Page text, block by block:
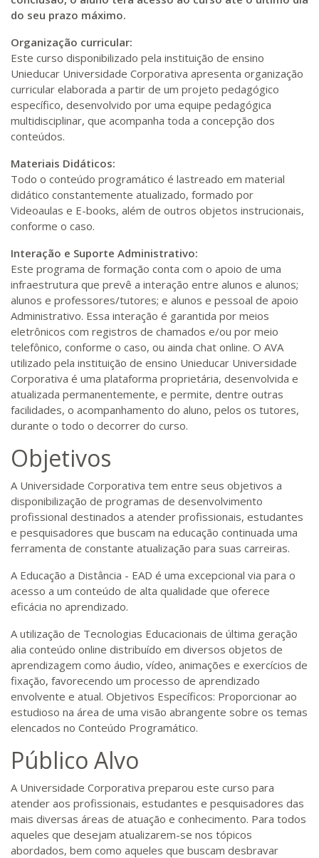
do seu prazo máximo.
Organização curricular:
Este curso disponibilizado pela instituição de ensino
Unieducar Universidade Corporativa apresenta organização
curricular elaborada a partir de um projeto pedagógico
específico, desenvolvido por uma equipe pedagógica
multidisciplinar, que acompanha toda a concepção dos
conteúdos.
Materiais Didáticos:
Todo o conteúdo programático é lastreado em material
didático constantemente atualizado, formado por
Videoaulas e E-books, além de outros objetos instrucionais,
conforme o caso.
Interação e Suporte Administrativo:
Este programa de formação conta com o apoio de uma
infraestrutura que prevê a interação entre alunos e alunos;
alunos e professores/tutores; e alunos e pessoal de apoio
Administrativo. Essa interação é garantida por meios
eletrônicos com registros de chamados e/ou por meio
telefônico, conforme o caso, ou ainda chat online. O AVA
utilizado pela instituição de ensino Unieducar Universidade
Corporativa é uma plataforma proprietária, desenvolvida e
atualizada permanentemente, e permite, dentre outras
facilidades, o acompanhamento do aluno, pelos os tutores,
durante o todo o decorrer do curso.
Objetivos
A Universidade Corporativa tem entre seus objetivos a
disponibilização de programas de desenvolvimento
profissional destinados a atender profissionais, estudantes
e pesquisadores que buscam na educação continuada uma
ferramenta de constante atualização para suas carreiras.
A Educação a Distância - EAD é uma excepcional via para o
acesso a um conteúdo de alta qualidade que oferece
eficácia no aprendizado.
A utilização de Tecnologias Educacionais de última geração
alia conteúdo online distribuído em diversos objetos de
aprendizagem como áudio, vídeo, animações e exercícios de
fixação, favorecendo um processo de aprendizado
envolvente e atual. Objetivos Específicos: Proporcionar ao
estudioso na área de uma visão abrangente sobre os temas
elencados no Conteúdo Programático.
Público Alvo
A Universidade Corporativa preparou este curso para
atender aos profissionais, estudantes e pesquisadores das
mais diversas áreas de atuação e conhecimento. Para todos
aqueles que desejam atualizarem-se nos tópicos
abordados, bem como aqueles que buscam desbravar